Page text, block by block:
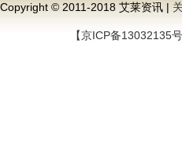
Copyright © 2011-2018 艾莱资讯 |
【京ICP备13032135